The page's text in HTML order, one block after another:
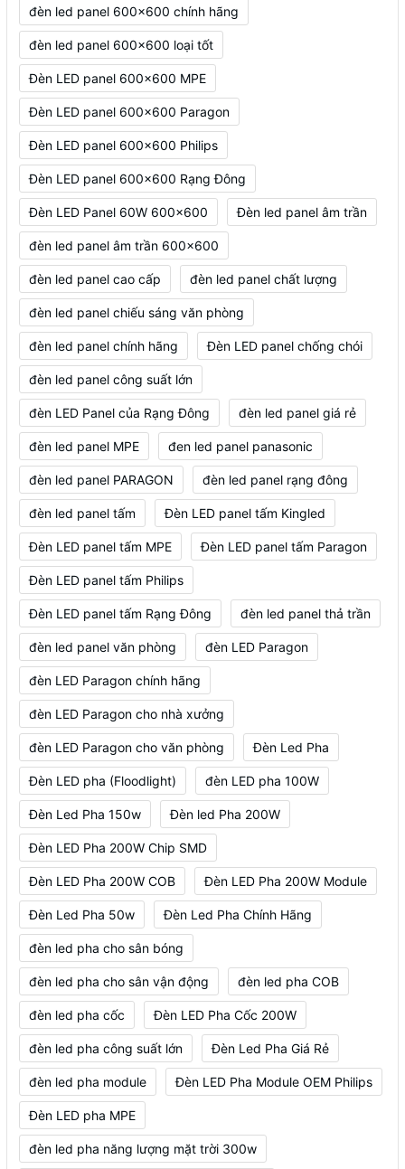
đèn led panel 600x600 chính hãng
đèn led panel 600x600 loại tốt
Đèn LED panel 600x600 MPE
Đèn LED panel 600x600 Paragon
Đèn LED panel 600x600 Philips
Đèn LED panel 600x600 Rạng Đông
Đèn LED Panel 60W 600x600 Đèn led panel âm trần
đèn led panel âm trần 600x600
đèn led panel cao cấp đèn led panel chất lượng
đèn led panel chiếu sáng văn phòng
đèn led panel chính hãng Đèn LED panel chống chói
đèn led panel công suất lớn
đèn LED Panel của Rạng Đông đèn led panel giá rẻ
đèn led panel MPE đen led panel panasonic
đèn led panel PARAGON đèn led panel rạng đông
đèn led panel tấm Đèn LED panel tấm Kingled
Đèn LED panel tấm MPE Đèn LED panel tấm Paragon
Đèn LED panel tấm Philips
Đèn LED panel tấm Rạng Đông đèn led panel thả trần
đèn led panel văn phòng đèn LED Paragon
đèn LED Paragon chính hãng
đèn LED Paragon cho nhà xưởng
đèn LED Paragon cho văn phòng Đèn Led Pha
Đèn LED pha (Floodlight) đèn LED pha 100W
Đèn Led Pha 150w Đèn led Pha 200W
Đèn LED Pha 200W Chip SMD
Đèn LED Pha 200W COB Đèn LED Pha 200W Module
Đèn Led Pha 50w Đèn Led Pha Chính Hãng
đèn led pha cho sân bóng
đèn led pha cho sân vận động đèn led pha COB
đèn led pha cốc Đèn LED Pha Cốc 200W
đèn led pha công suất lớn Đèn Led Pha Giá Rẻ
đèn led pha module Đèn LED Pha Module OEM Philips
Đèn LED pha MPE
đèn led pha năng lượng mặt trời 300w